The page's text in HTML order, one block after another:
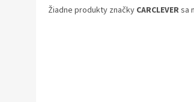
Žiadne produkty značky CARCLEVERsa